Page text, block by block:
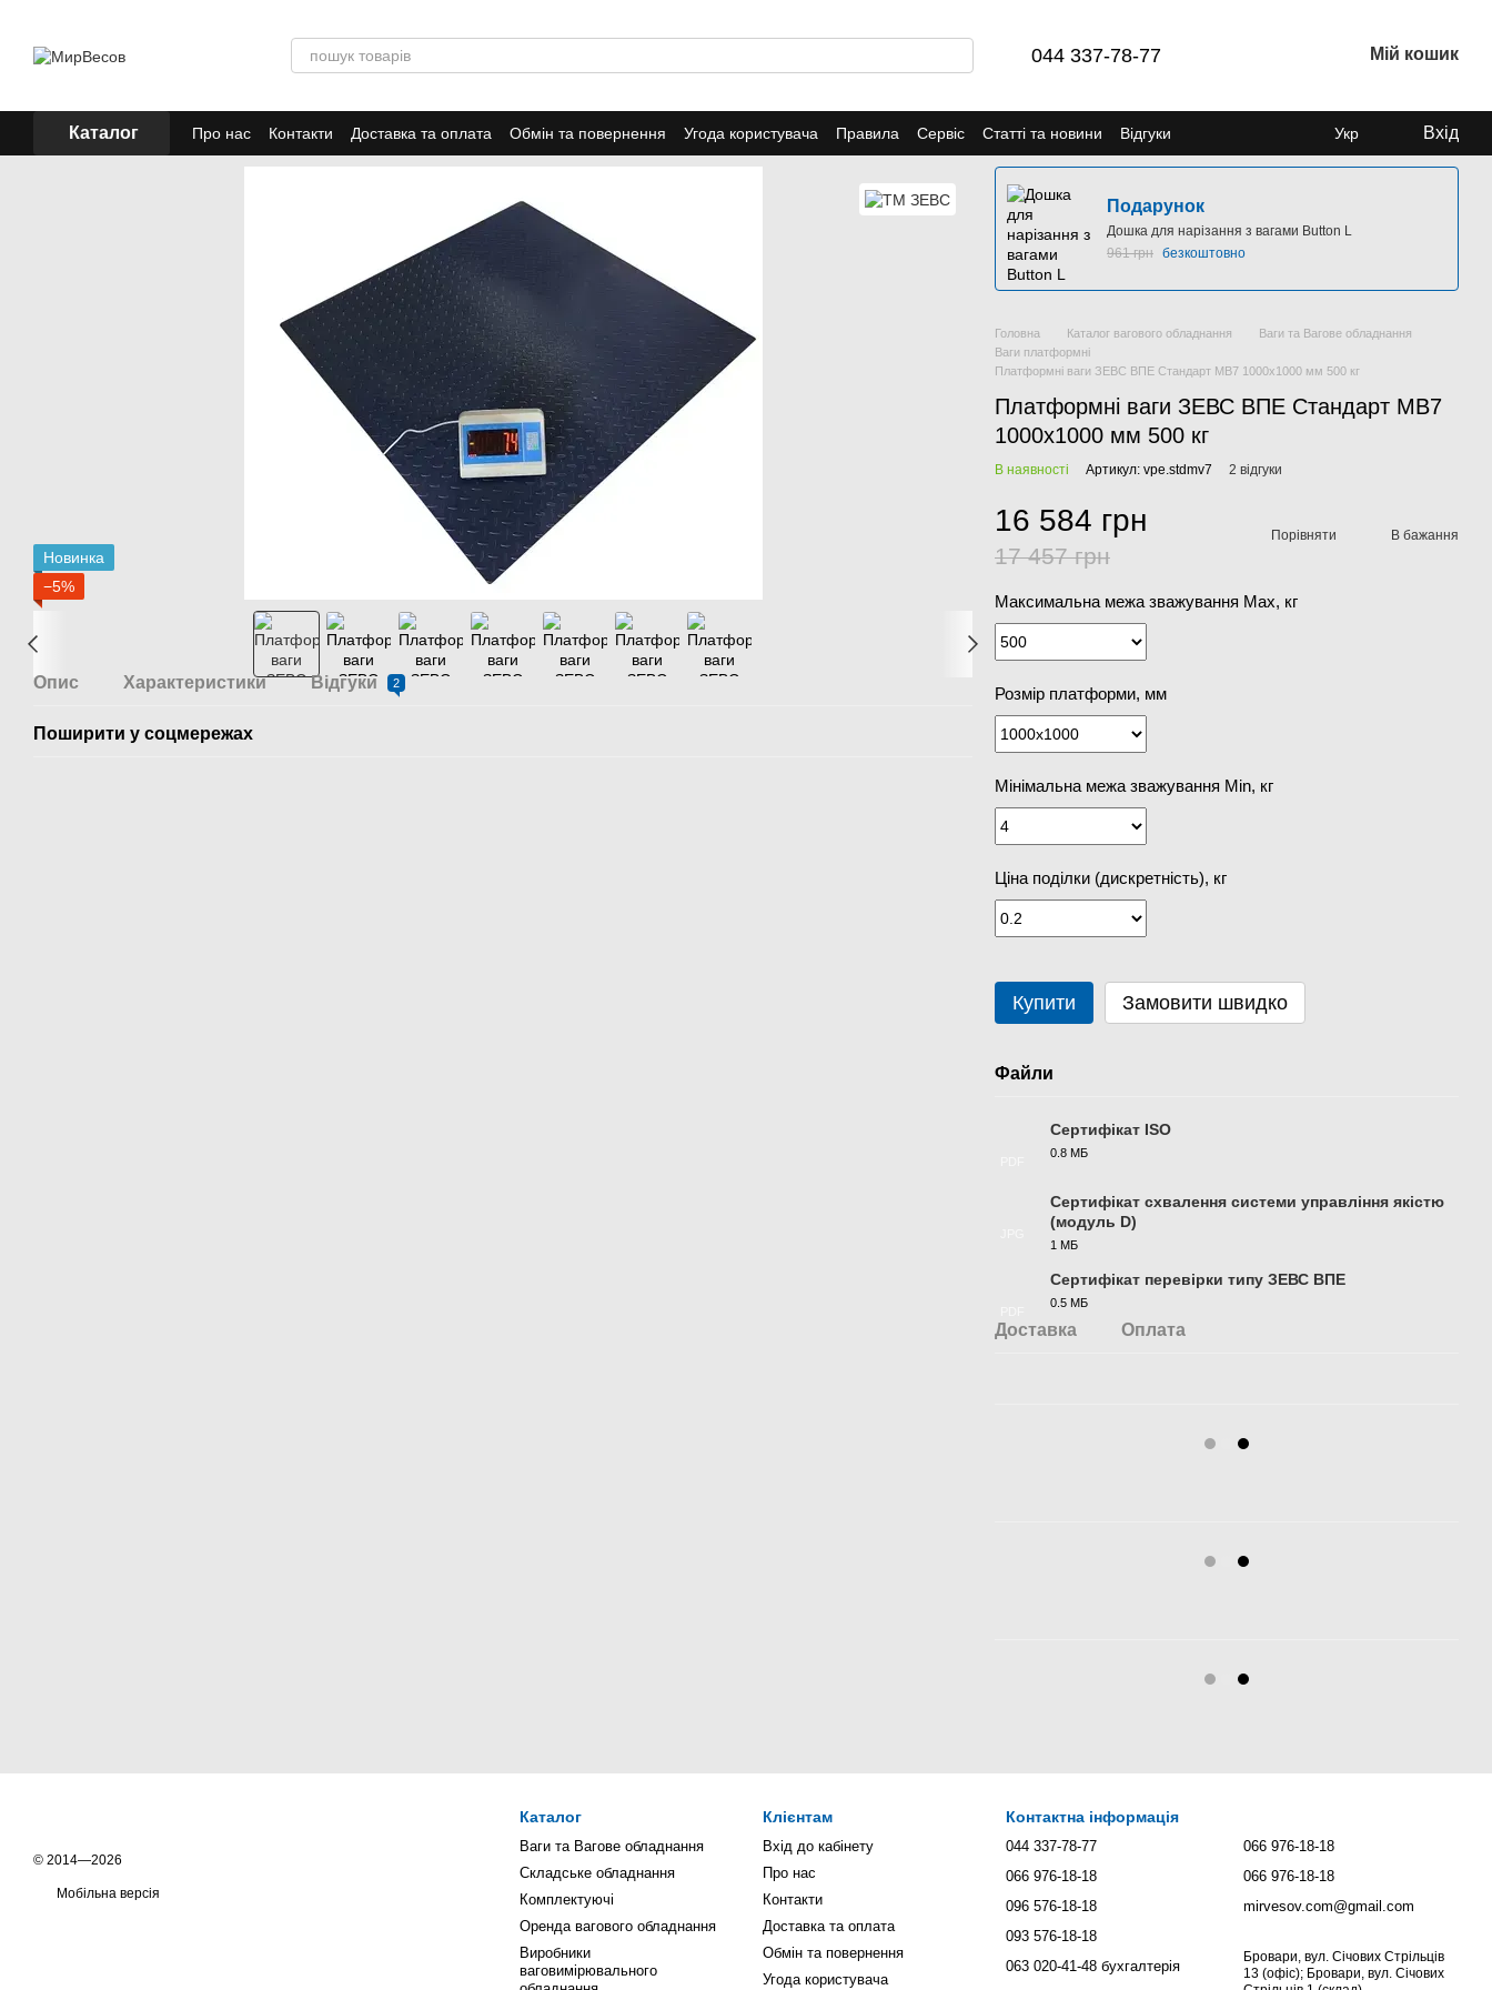
044 337-78-77 Мій кошик
Каталог Про нас Контакти Доставка та оплата Обмін та повернення Угода користувача Правила Сервіс Статті та новини
Відгуки
Акції
Укр Вхід
Новинка
−5%
Опис Характеристики Відгуки 2
Поширити у соцмережах
Подарунок
Дошка для нарізання з вагами Button L
961 грн безкоштовно
Головна Каталог вагового обладнання
Ваги та Вагове обладнання
Ваги платформні
Платформні ваги ЗЕВС ВПЕ Стандарт МВ7 1000x1000 мм 500 кг
Платформні ваги ЗЕВС ВПЕ Стандарт МВ7
1000x1000 мм 500 кг
В наявності Артикул: vpe.stdmv7 2 відгуки
16 584 грн
17 457 грн
Порівняти В бажання
Максимальна межа зважування Мах, кг
Розмір платформи, мм
Мінімальна межа зважування Min, кг
Ціна поділки (дискретність), кг
Купити Замовити швидко
Файли
Сертифікат ISO
0.8 МБ
Сертифікат схвалення системи управління якістю
(модуль D)
1 МБ
Сертифікат перевірки типу ЗЕВС ВПЕ
0.5 МБ
Доставка Оплата
© 2014—2026
Мобільна версія
Каталог
Ваги та Вагове обладнання
Складське обладнання
Комплектуючі
Оренда вагового обладнання
Виробники
ваговимірювального
Клієнтам
Вхід до кабінету
Про нас
Контакти
Доставка та оплата
Обмін та повернення
Угода користувача
Контактна інформація
044 337-78-77
066 976-18-18
096 576-18-18
093 576-18-18
063 020-41-48 бухгалтерія
066 976-18-18
066 976-18-18
mirvesov.com@gmail.com
Бровари, вул. Січових Стрільців
13 (офіс); Бровари, вул. Січових